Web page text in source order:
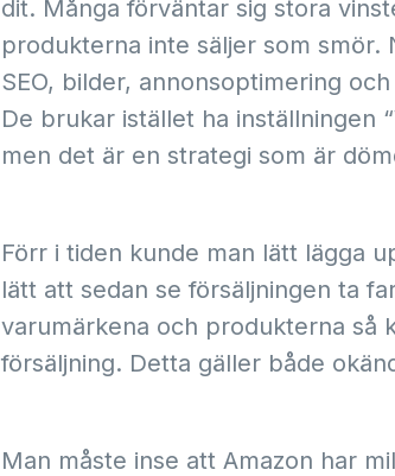
dit. Många förväntar sig stora
produkterna inte säljer som
SEO, bilder, annonsoptimering
De brukar istället ha inställningen
men det är en strategi som är
Förr i tiden kunde man lätt lägga
lätt att sedan se försäljningen ta
varumärkena och produkterna så
försäljning. Detta gäller både
Man måste inse att Amazon har